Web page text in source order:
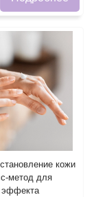
кожи
метод для
эффекта